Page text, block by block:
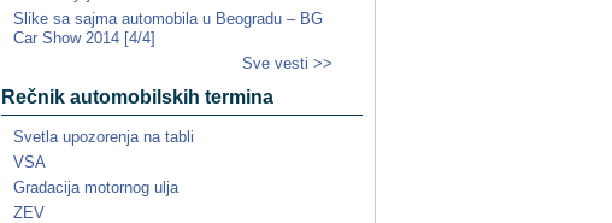
Slike sa sajma automobila u Beogradu – BG
Car Show 2014 [4/4]
Sve vesti >>
Rečnik automobilskih termina
Svetla upozorenja na tabli
VSA
Gradacija motornog ulja
ZEV